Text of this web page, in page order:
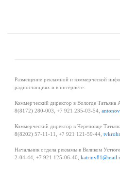
Размещение рекламной и коммерческой
радиостанциях и в интернете.
Коммерческий директор в Вологде Татьяна
8(8172) 280-003, +7 921 235-03-54,
Коммерческий директор в Череповце
8(8202) 57-11-11, +7 921 121-59-44,
Начальник отдела рекламы в Великом
2-04-44, +7 921 125-06-40,